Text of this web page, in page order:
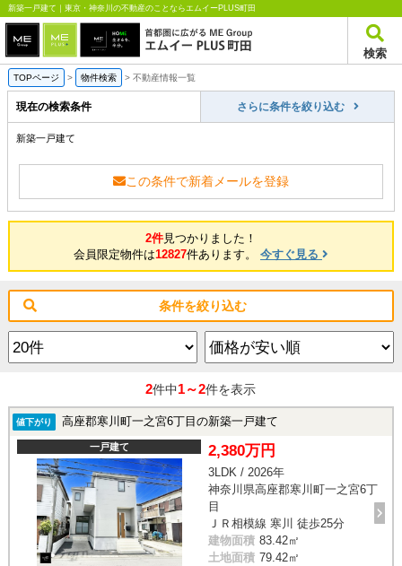
新築一戸建て｜東京・神奈川の不動産のことならエムイーPLUS町田
検索
TOPページ > 物件検索 > 不動産情報一覧
現在の検索条件 さらに条件を絞り込む
新築一戸建て
この条件で新着メールを登録
2件見つかりました！
会員限定物件は12827件あります。 今すぐ見る
条件を絞り込む
2件中1～2件を表示
値下がり 高座郡寒川町一之宮6丁目の新築一戸建て
一戸建て 2,380万円
3LDK / 2026年
神奈川県高座郡寒川町一之宮6丁
目
ＪＲ相模線 寒川 徒歩25分
建物面積 83.42㎡
土地面積 79.42㎡